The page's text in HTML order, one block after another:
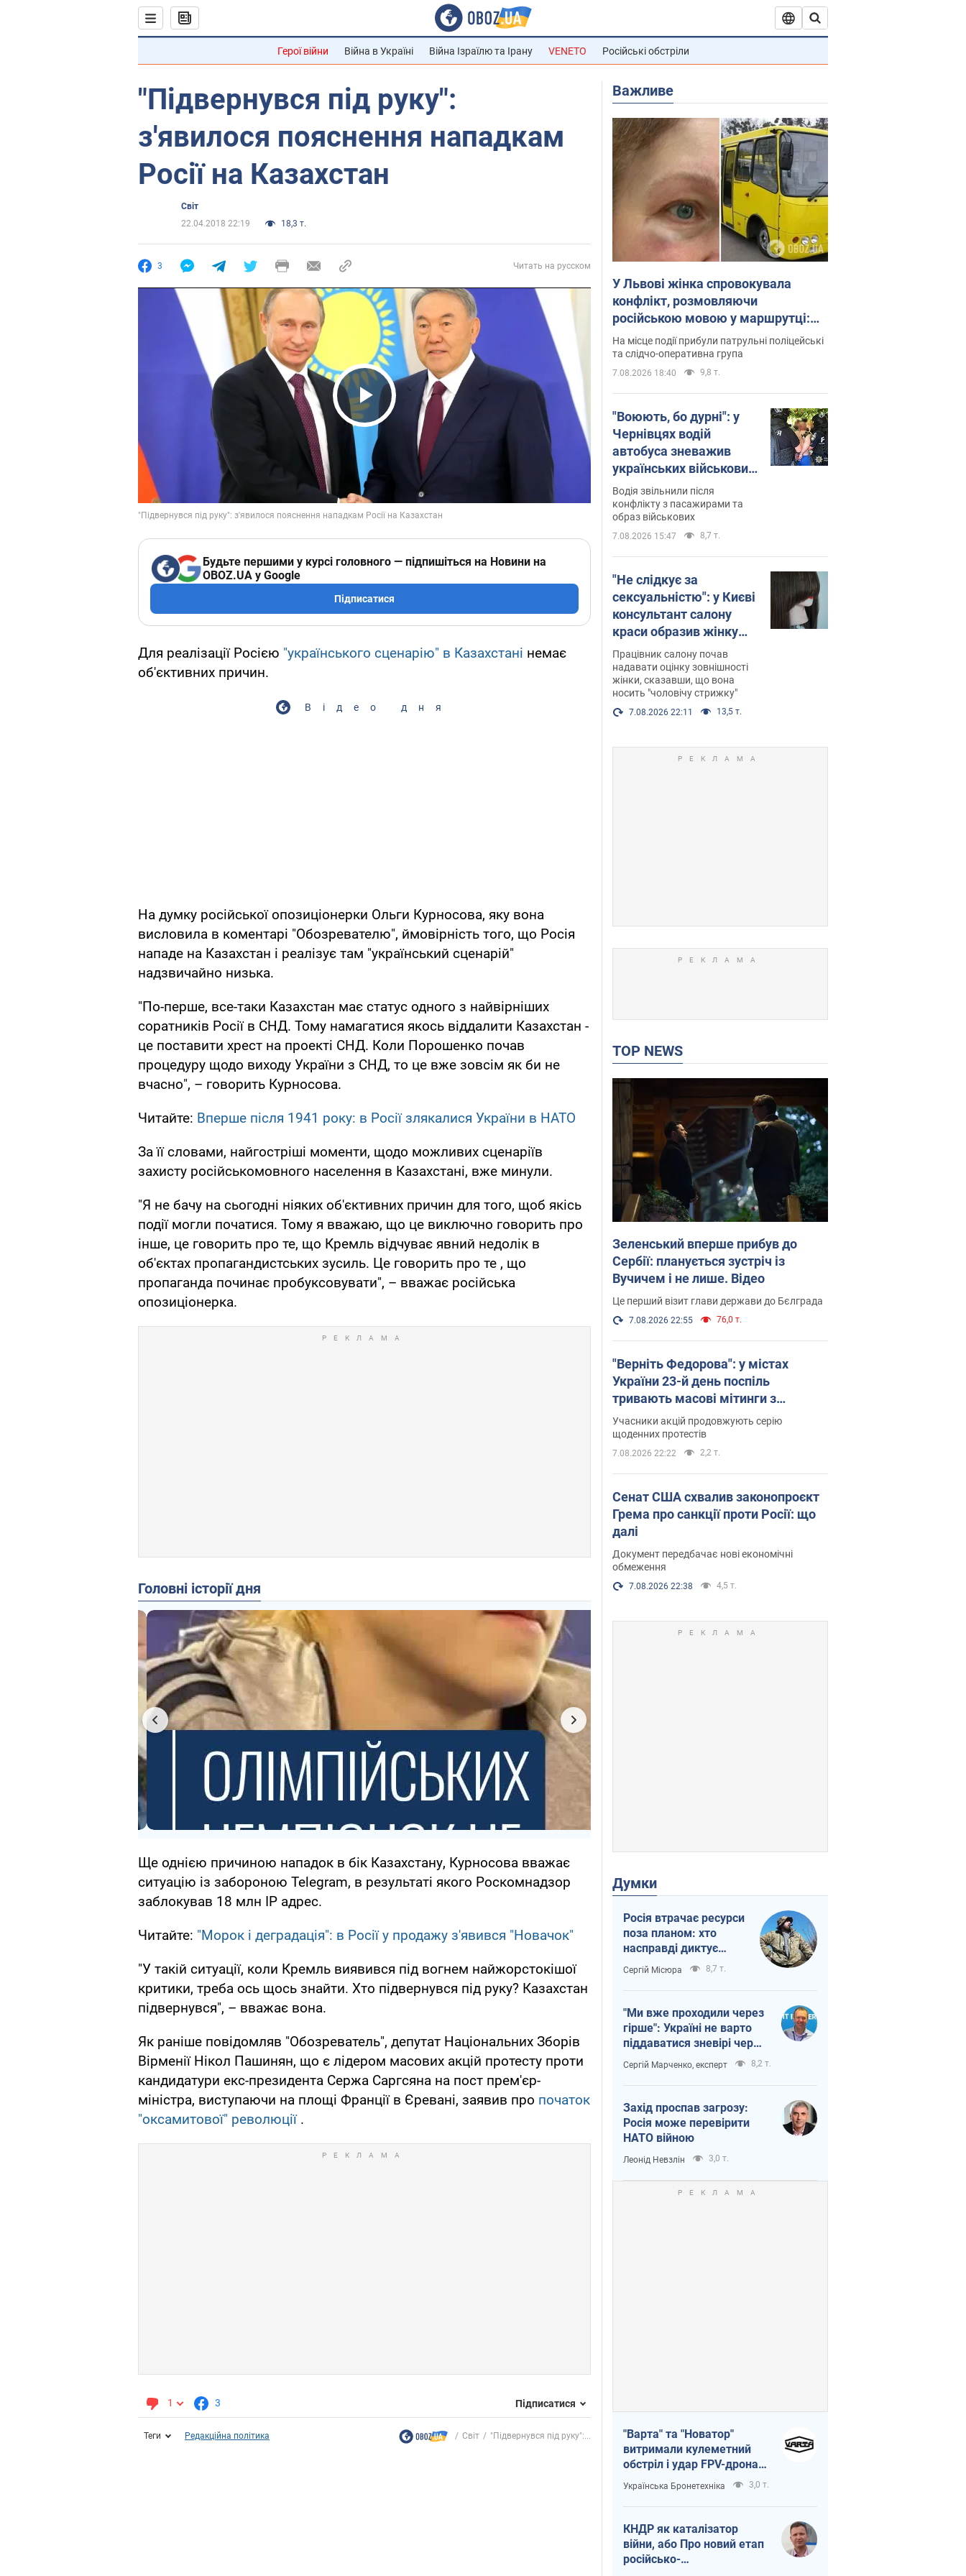
Герої війни Війна в Україні Війна Ізраїлю та Ірану VENETO Російські обстріли
"Підвернувся під руку":
з'явилося пояснення нападкам
Росії на Казахстан
Світ
22.04.2018 22:19
18,3 т.
3 Читать на русском
Play Video
Будьте першими у курсі головного — підпишіться на Новини на
OBOZ.UA у Google
Підписатися
Для реалізації Росією "українського сценарію" в Казахстані немає
об'єктивних причин.
Відео дня
На думку російської опозиціонерки Ольги Курносова, яку вона
висловила в коментарі "Обозревателю", ймовірність того, що Росія
нападе на Казахстан і реалізує там "український сценарій"
надзвичайно низька.
"По-перше, все-таки Казахстан має статус одного з найвірніших
соратників Росії в СНД. Тому намагатися якось віддалити Казахстан -
це поставити хрест на проекті СНД. Коли Порошенко почав
процедуру щодо виходу України з СНД, то це вже зовсім як би не
вчасно", – говорить Курносова.
Читайте: Вперше після 1941 року: в Росії злякалися України в НАТО
За її словами, найгостріші моменти, щодо можливих сценаріїв
захисту російськомовного населення в Казахстані, вже минули.
"Я не бачу на сьогодні ніяких об'єктивних причин для того, щоб якісь
події могли початися. Тому я вважаю, що це виключно говорить про
інше, це говорить про те, що Кремль відчуває явний недолік в
об'єктах пропагандистських зусиль. Це говорить про те , що
пропаганда починає пробуксовувати", – вважає російська
опозиціонерка.
Головні історії дня
Ще однією причиною нападок в бік Казахстану, Курносова вважає
ситуацію із забороною Telegram, в результаті якого Роскомнадзор
заблокував 18 млн IP адрес.
Читайте: "Морок і деградація": в Росії у продажу з'явився "Новачок"
"У такій ситуації, коли Кремль виявився під вогнем найжорстокішої
критики, треба ось щось знайти. Хто підвернувся під руку? Казахстан
підвернувся", – вважає вона.
Як раніше повідомляв "Обозреватель", депутат Національних Зборів
Вірменії Нікол Пашинян, що є лідером масових акцій протесту проти
кандидатури екс-президента Сержа Саргсяна на пост прем'єр-
міністра, виступаючи на площі Франції в Єревані, заявив про початок
"оксамитової" революції.
1 3 Підписатися
Теги Редакційна політика Світ "Підвернувся під руку":...
Важливе
У Львові жінка спровокувала
конфлікт, розмовляючи
російською мовою у маршрутці:
поліція склала адмінпротокол.
Відео
На місце події прибули патрульні поліцейські
та слідчо-оперативна група
7.08.2026 18:40 9,8 т.
"Воюють, бо дурні": у
Чернівцях водій
автобуса зневажив
українських військових
і поплатився. Відео
Водія звільнили після
конфлікту з пасажирами та
образ військових
7.08.2026 15:47 8,7 т.
"Не слідкує за
сексуальністю": у Києві
консультант салону
краси образив жінку
після хімієтерапії,
розгорівся скандал.
Фото
Працівник салону почав
надавати оцінку зовнішності
жінки, сказавши, що вона
носить "чоловічу стрижку"
7.08.2026 22:11 13,5 т.
TOP NEWS
Зеленський вперше прибув до
Сербії: планується зустріч із
Вучичем і не лише. Відео
Це перший візит глави держави до Бєлграда
7.08.2026 22:55 76,0 т.
"Верніть Федорова": у містах
України 23-й день поспіль
тривають масові мітинги з
картонками. Фото і відео
Учасники акцій продовжують серію
щоденних протестів
7.08.2026 22:22 2,2 т.
Сенат США схвалив законопроєкт
Грема про санкції проти Росії: що
далі
Документ передбачає нові економічні
обмеження
7.08.2026 22:38 4,5 т.
Думки
Росія втрачає ресурси
поза планом: хто
насправді диктує
темп війни
Сергій Місюра 8,7 т.
"Ми вже проходили через
гірше": Україні не варто
піддаватися зневірі через
ракетний терор
Сергій Марченко, експерт 8,2 т.
Захід проспав загрозу:
Росія може перевірити
НАТО війною
Леонід Невзлін 3,0 т.
"Варта" та "Новатор"
витримали кулеметний
обстріл і удар FPV-дрона,
врятувавши життя
офіцеру ЗСУ
Українська Бронетехніка 3,0 т.
КНДР як каталізатор
війни, або Про новий етап
російсько-